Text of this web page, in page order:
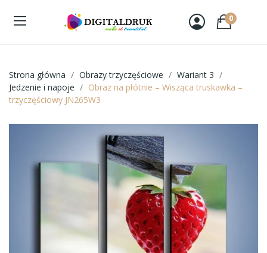
0
Strona główna Obrazy trzyczęściowe
Wariant 3
Jedzenie i napoje
Obraz na płótnie – Wisząca truskawka –
trzyczęściowy JN265W3